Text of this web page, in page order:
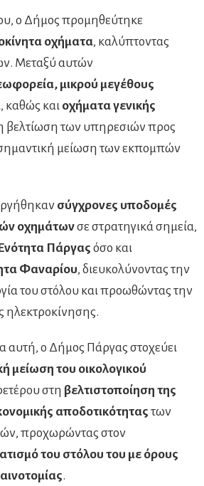
ο Δήμος προμηθεύτηκε
οχήματα, καλύπτοντας
Μεταξύ αυτών
μικρού μεγέθους
, καθώς και οχήματα γενικής
βελτίωση των υπηρεσιών προς
σημαντική μείωση των εκπομπών
σύγχρονες υποδομές
οχημάτωνσε στρατηγικά σημεία,
Πάργας όσο και
Φαναρίου, διευκολύνοντας την
του στόλου και προωθώντας την
ηλεκτροκίνησης.
αυτή, ο Δήμος Πάργας στοχεύει
μείωση του οικολογικού
στη βελτιστοποίηση της
αποδοτικότητας των
προχωρώντας στον
του στόλου του με όρους
.